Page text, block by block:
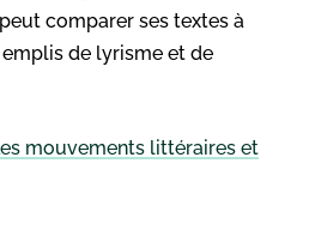
comparer ses textes à
de lyrisme et de
mouvements littéraires et